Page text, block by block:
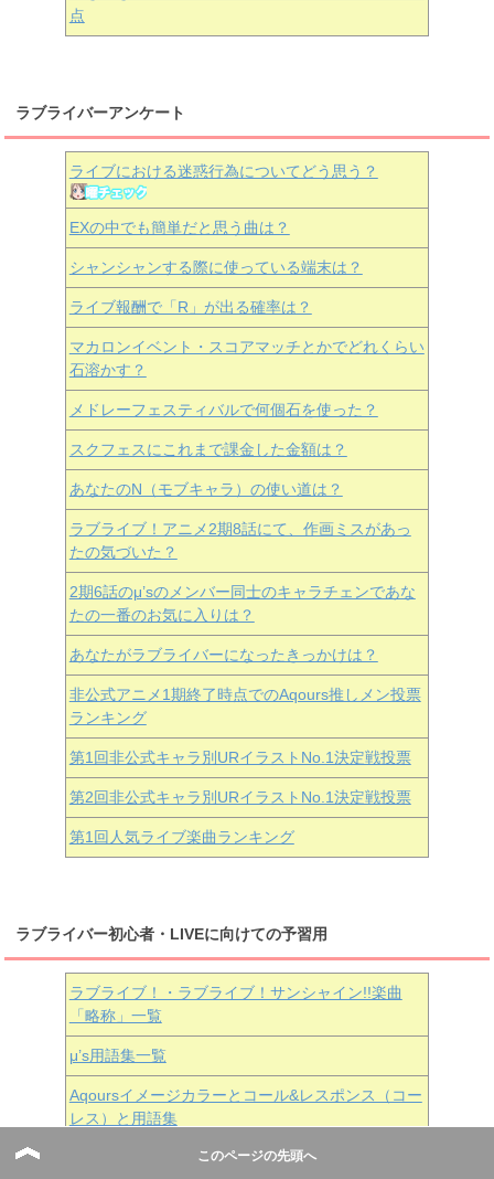
点
ラブライバーアンケート
ライブにおける迷惑行為についてどう思う？
EXの中でも簡単だと思う曲は？
シャンシャンする際に使っている端末は？
ライブ報酬で「R」が出る確率は？
マカロンイベント・スコアマッチとかでどれくらい
石溶かす？
メドレーフェスティバルで何個石を使った？
スクフェスにこれまで課金した金額は？
あなたのN（モブキャラ）の使い道は？
ラブライブ！アニメ2期8話にて、作画ミスがあっ
たの気づいた？
2期6話のμ’sのメンバー同士のキャラチェンであな
たの一番のお気に入りは？
あなたがラブライバーになったきっかけは？
非公式アニメ1期終了時点でのAqours推しメン投票
ランキング
第1回非公式キャラ別URイラストNo.1決定戦投票
第2回非公式キャラ別URイラストNo.1決定戦投票
第1回人気ライブ楽曲ランキング
ラブライバー初心者・LIVEに向けての予習用
ラブライブ！・ラブライブ！サンシャイン!!楽曲
「略称」一覧
μ’s用語集一覧
Aqoursイメージカラーとコール&レスポンス（コー
レス）と用語集
このページの先頭へ